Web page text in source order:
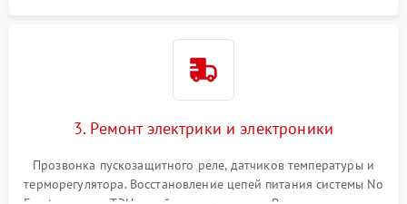
3. Ремонт электрики и электроники
Прозвонка пускозащитного реле, датчиков температуры и
терморегулятора. Восстановление цепей питания системы No